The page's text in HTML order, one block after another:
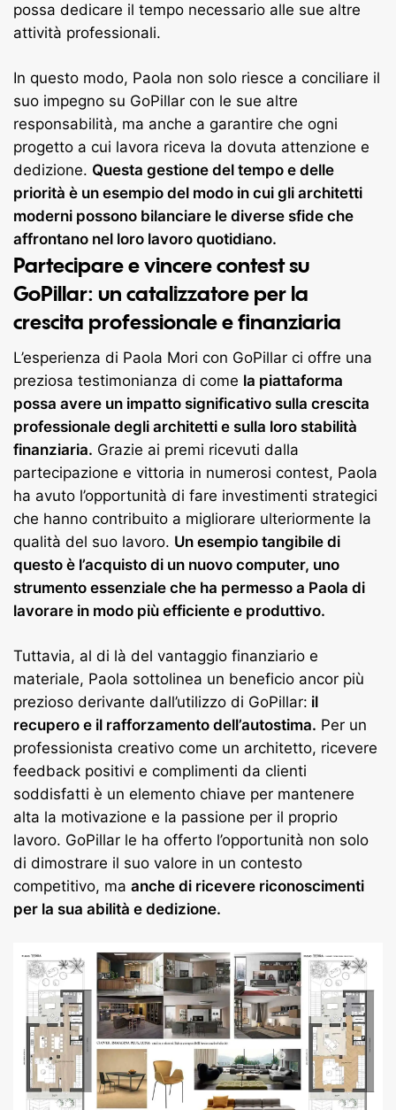
possa dedicare il tempo necessario alle sue altre
attività professionali.
In questo modo, Paola non solo riesce a conciliare il
suo impegno su GoPillar con le sue altre
responsabilità, ma anche a garantire che ogni
progetto a cui lavora riceva la dovuta attenzione e
dedizione. Questa gestione del tempo e delle
priorità è un esempio del modo in cui gli architetti
moderni possono bilanciare le diverse sfide che
affrontano nel loro lavoro quotidiano.
Partecipare e vincere contest su
GoPillar: un catalizzatore per la
crescita professionale e finanziaria
L’esperienza di Paola Mori con GoPillar ci offre una
preziosa testimonianza di come la piattaforma
possa avere un impatto significativo sulla crescita
professionale degli architetti e sulla loro stabilità
finanziaria. Grazie ai premi ricevuti dalla
partecipazione e vittoria in numerosi contest, Paola
ha avuto l’opportunità di fare investimenti strategici
che hanno contribuito a migliorare ulteriormente la
qualità del suo lavoro. Un esempio tangibile di
questo è l’acquisto di un nuovo computer, uno
strumento essenziale che ha permesso a Paola di
lavorare in modo più efficiente e produttivo.
Tuttavia, al di là del vantaggio finanziario e
materiale, Paola sottolinea un beneficio ancor più
prezioso derivante dall’utilizzo di GoPillar: il
recupero e il rafforzamento dell’autostima. Per un
professionista creativo come un architetto, ricevere
feedback positivi e complimenti da clienti
soddisfatti è un elemento chiave per mantenere
alta la motivazione e la passione per il proprio
lavoro. GoPillar le ha offerto l’opportunità non solo
di dimostrare il suo valore in un contesto
competitivo, ma anche di ricevere riconoscimenti
per la sua abilità e dedizione.